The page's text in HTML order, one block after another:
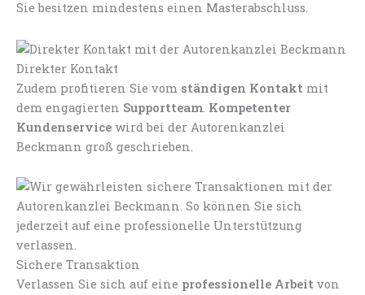
Sie besitzen mindestens einen Masterabschluss.
Direkter Kontakt
Zudem profitieren Sie vom ständigen Kontakt mit
dem engagierten Supportteam. Kompetenter
Kundenservice wird bei der Autorenkanzlei
Beckmann groß geschrieben.
Sichere Transaktion
Verlassen Sie sich auf eine professionelle Arbeit von